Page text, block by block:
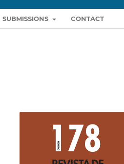
SUBMISSIONS CONTACT